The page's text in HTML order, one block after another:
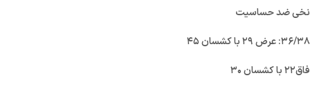
نخی ضد حساسیت
۳۶/۳۸: عرض ۲۹ با کشسان ۴۵
فاق۲۲ با کشسان ۳۰